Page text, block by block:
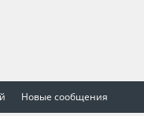
Новые сообщения